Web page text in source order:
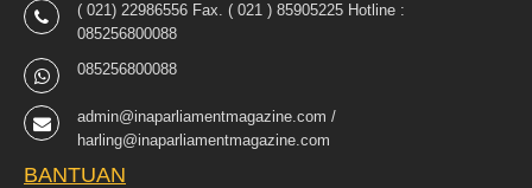
( 021) 22986556 Fax. ( 021 ) 85905225 Hotline :
085256800088
085256800088
admin@inaparliamentmagazine.com /
harling@inaparliamentmagazine.com
BANTUAN